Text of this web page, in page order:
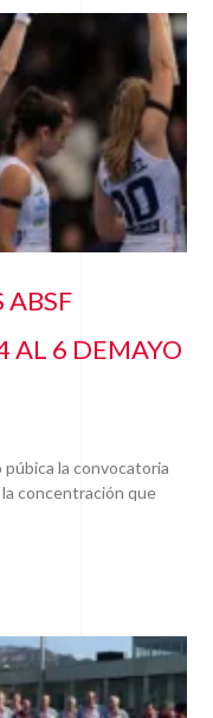
ABSF
AL 6 DEMAYO
la convocatoria
concentración que